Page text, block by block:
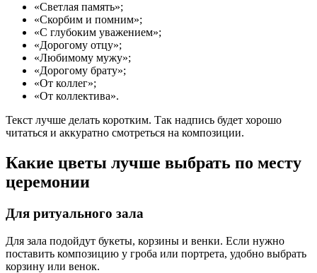
«Светлая память»;
«Скорбим и помним»;
«С глубоким уважением»;
«Дорогому отцу»;
«Любимому мужу»;
«Дорогому брату»;
«От коллег»;
«От коллектива».
Текст лучше делать коротким. Так надпись будет хорошо
читаться и аккуратно смотреться на композиции.
Какие цветы лучше выбрать по месту
церемонии
Для ритуального зала
Для зала подойдут букеты, корзины и венки. Если нужно
поставить композицию у гроба или портрета, удобно выбрать
корзину или венок.